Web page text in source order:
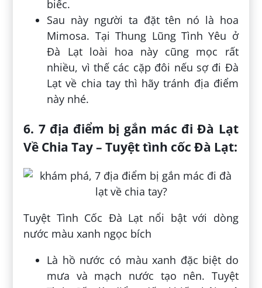
biếc.
Sau này người ta đặt tên nó là hoa
Mimosa. Tại Thung Lũng Tình Yêu ở
Đà Lạt loài hoa này cũng mọc rất
nhiều, vì thế các cặp đôi nếu sợ đi Đà
Lạt về chia tay thì hãy tránh địa điểm
này nhé.
6. 7 địa điểm bị gắn mác đi Đà Lạt
Về Chia Tay –Tuyệt tình cốc Đà Lạt:
Tuyệt Tình Cốc Đà Lạt nổi bật với dòng
nước màu xanh ngọc bích
Là hồ nước có màu xanh đặc biệt do
mưa và mạch nước tạo nên. Tuyệt